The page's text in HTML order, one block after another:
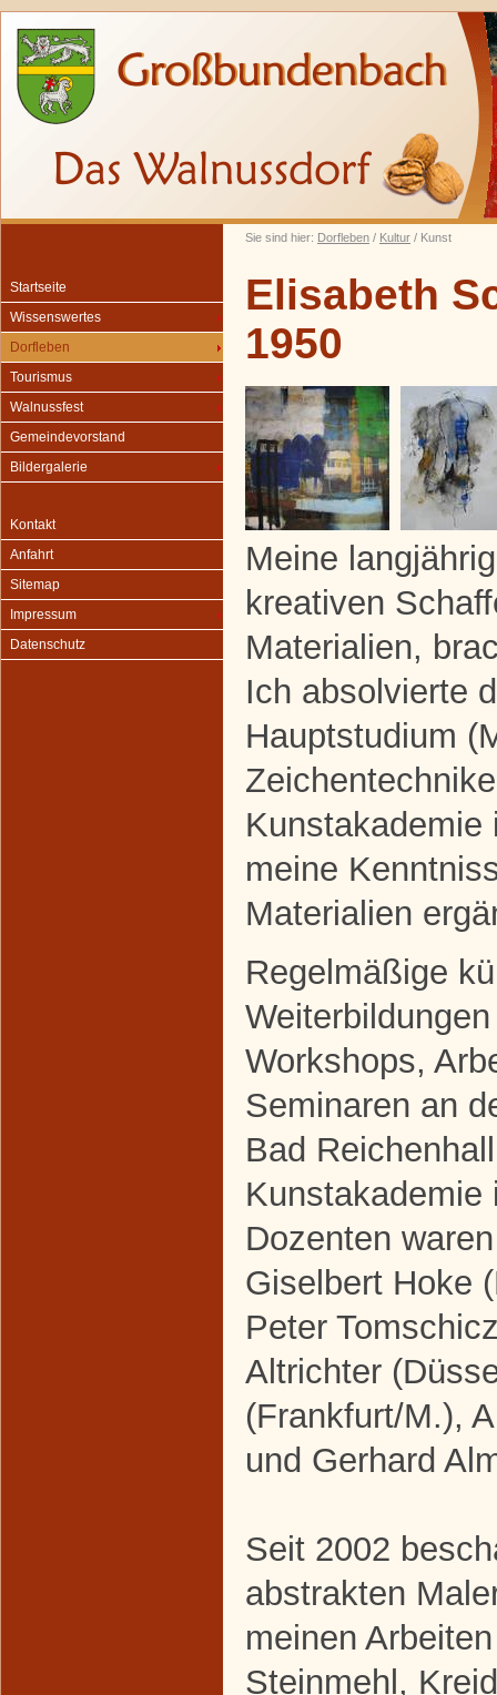
Sie sind hier: Dorfleben / Kultur / Kunst
Startseite
Wissenswertes
Dorfleben
Tourismus
Walnussfest
Gemeindevorstand
Bildergalerie
Kontakt
Anfahrt
Sitemap
Impressum
Datenschutz
Elisabeth
1950
Meine
kreativen
Materialien,
Ich absolvierte
Hauptstudium
Kunstakademie
meine
Materialien
Regelmäßige
Workshops,
Seminaren an
Bad
Kunstakademie
Dozenten
Giselbert Hoke
Peter
Altrichter
(Frankfurt/M.),
und Gerhard
Seit 2002
abstrakten
meinen
Steinmehl,